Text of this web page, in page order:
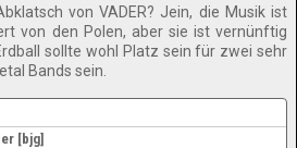
von VADER? Jein, die Musik ist
von den Polen, aber sie ist vernünftig
sollte wohl Platz sein für zwei sehr
Bands sein.
[bjg]